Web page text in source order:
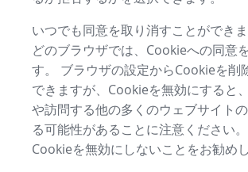
いつでも同意を取り消すことができ
どのブラウザでは、Cookieへの同意
す。 ブラウザの設定からCookieを削
できますが、Cookieを無効にすると
や訪問する他の多くのウェブサイト
る可能性があることに注意ください
Cookieを無効にしないことをお勧めし